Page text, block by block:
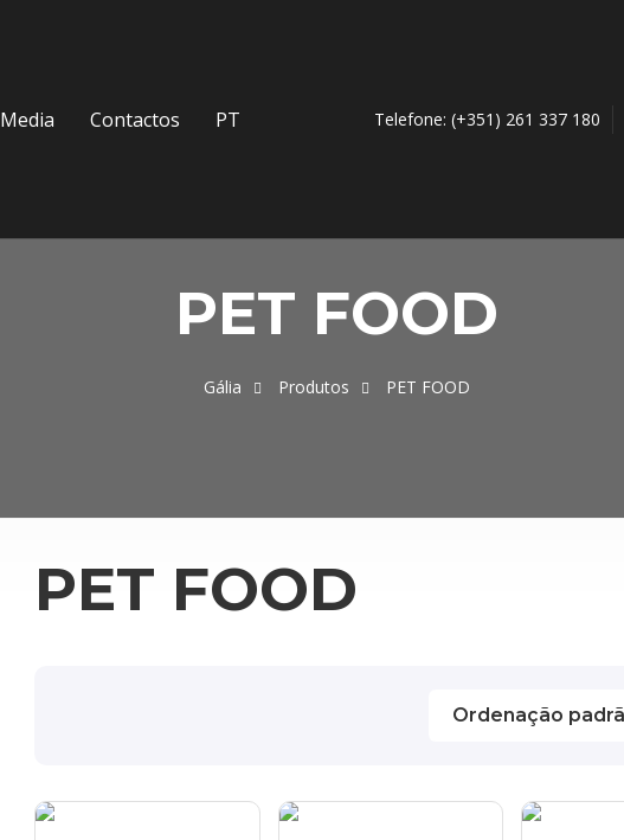
Media Contactos PT Telefone: (+351) 261 337 180
PET FOOD
Gália Produtos PET FOOD
PET FOOD